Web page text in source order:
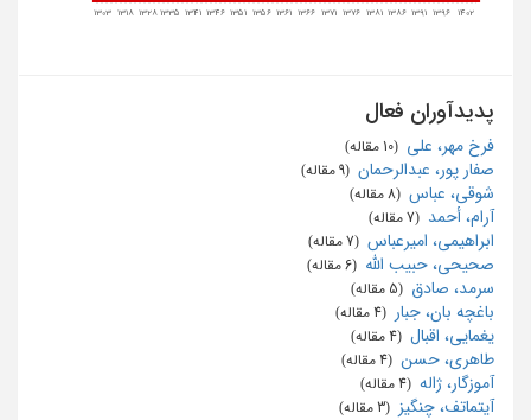
1303 1318 1328 1335 1341 1346 1351 1356 1361 1366 1371 1376 1381 1386 1391 1396 1402
پدیدآوران فعال
فرخ مهر، علی
صفار پور، عبدالرحمان
شوقی، عباس
آرام، أحمد
ابراهیمی، امیرعباس
صحیحی، حبیب الله
سرمد، صادق
باغچه بان، جبار
یغمایی، اقبال
طاهری، حسن
آموزگار، ژاله
آیتماتف، چنگیز